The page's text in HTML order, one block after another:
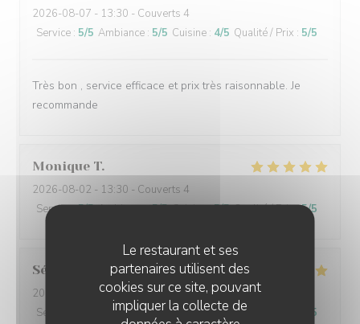
Le restaurant et ses
partenaires utilisent des
cookies sur ce site, pouvant
impliquer la collecte de
2026-08-07 - 13:30 - Couverts 4
Service : 5/5 Ambiance : 5/5 Cuisine : 4/5 Qualité / Prix : 5/5
Très bon , service efficace et prix très raisonnable. Je
recommande
Monique T
2026-08-02 - 13:30 - Couverts 4
Service:5/5 Ambiance:5/5 Cuisine:5/5 Qualité / Prix:5/5
Sébastien
2026-08-04
- 12:15 - Couverts 2
Service
Ambiance:5/5 Cuisine: 5/5 Qualité / Prix /5